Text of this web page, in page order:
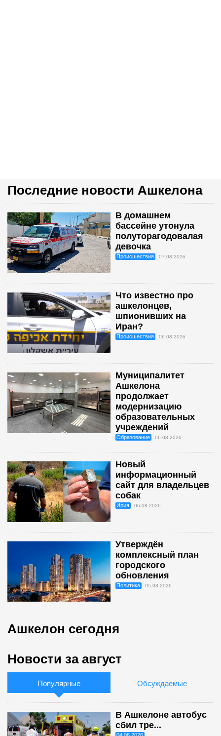
Последние новости Ашкелона
В домашнем
бассейне утонула
полуторагодовалая
девочка
Происшествия 07.08.2026
Что известно про
ашкелонцев,
шпионивших на
Иран?
Происшествия 06.08.2026
Муниципалитет
Ашкелона
продолжает
модернизацию
образовательных
учреждений
Образование 06.08.2026
Новый
информационный
сайт для владельцев
собак
Ирия 06.08.2026
Утверждён
комплексный план
городского
обновления
Политика 05.08.2026
Ашкелон сегодня
Новости за август
Популярные Обсуждаемые
В Ашкелоне автобус
сбил тре...